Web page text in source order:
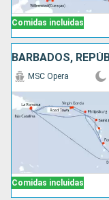
Comidas incluidas
Comidas incluidas
MSC Opera